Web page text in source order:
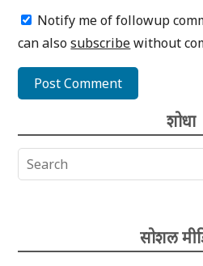
Notify me of followup
can alsosubscribewithout
शोधा
सोशल